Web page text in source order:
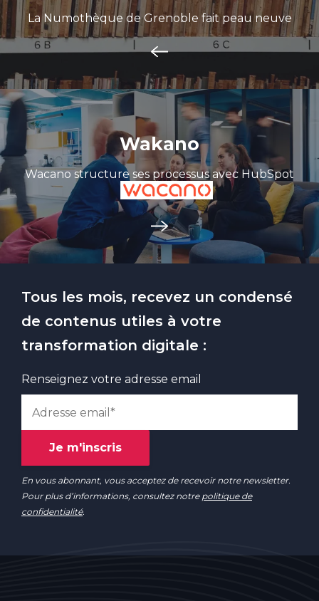
La Numothèque de Grenoble fait peau neuve
Wakano
Wacano structure ses processus avec HubSpot
Tous les mois, recevez un condensé
de contenus utiles à votre
transformation digitale :
Renseignez votre adresse email
En vous abonnant, vous acceptez de recevoir notre newsletter.
Pour plus d’informations, consultez notre politique de
confidentialité.